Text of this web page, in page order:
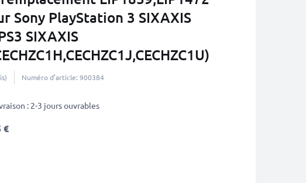
Sony PlayStation 3 SIXAXIS
SIXAXIS
Numéro d’article: 900384
: 2-3 jours ouvrables
€